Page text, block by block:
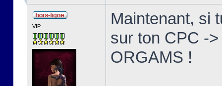
VIP
Maintenant, si
sur ton CPC -
ORGAMS !